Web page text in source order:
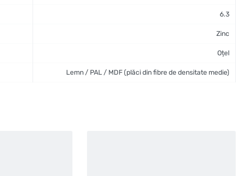
6.3
Zinc
Oțel
Lemn / PAL / MDF (plăci din fibre de densitate medie)